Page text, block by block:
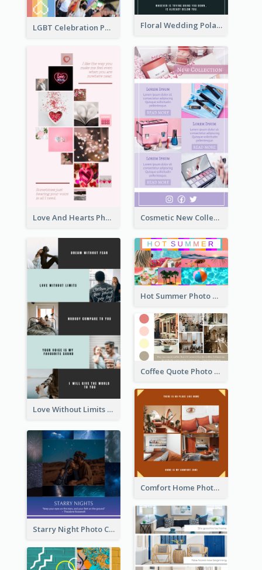
Floral Wedding Polaroid Photo Collage
LGBT Celebration Photo Collage
Love And Hearts Photo Collage Cosmetic New Collection Photo Collage
Love Without Limits Photo Collage
Hot Summer Photo Collage
Coffee Quote Photo Collage
Comfort Home Photo Collage
Starry Night Photo Collage